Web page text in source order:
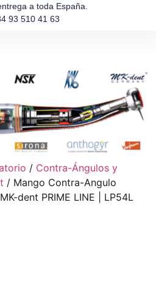
a toda España.
93 510 41 63
/ Contra-Ángulos y
/ Mango Contra-Angulo
dent PRIME LINE | LP54L